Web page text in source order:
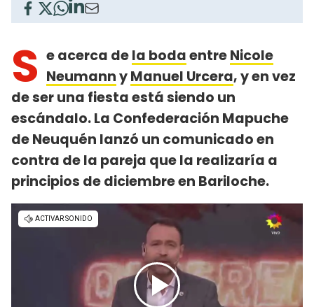
S e acerca dela bodaentreNicole
NeumannyManuel Urcera, y en vez
de ser una fiesta está siendo un
escándalo. La Confederación Mapuche
de Neuquén lanzó un comunicado en
contra de la pareja que la realizaría a
principios de diciembre en Bariloche.